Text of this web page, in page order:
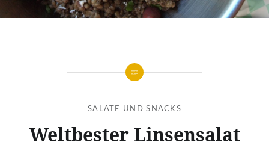
SALATE UND SNACKS
Weltbester Linsensalat